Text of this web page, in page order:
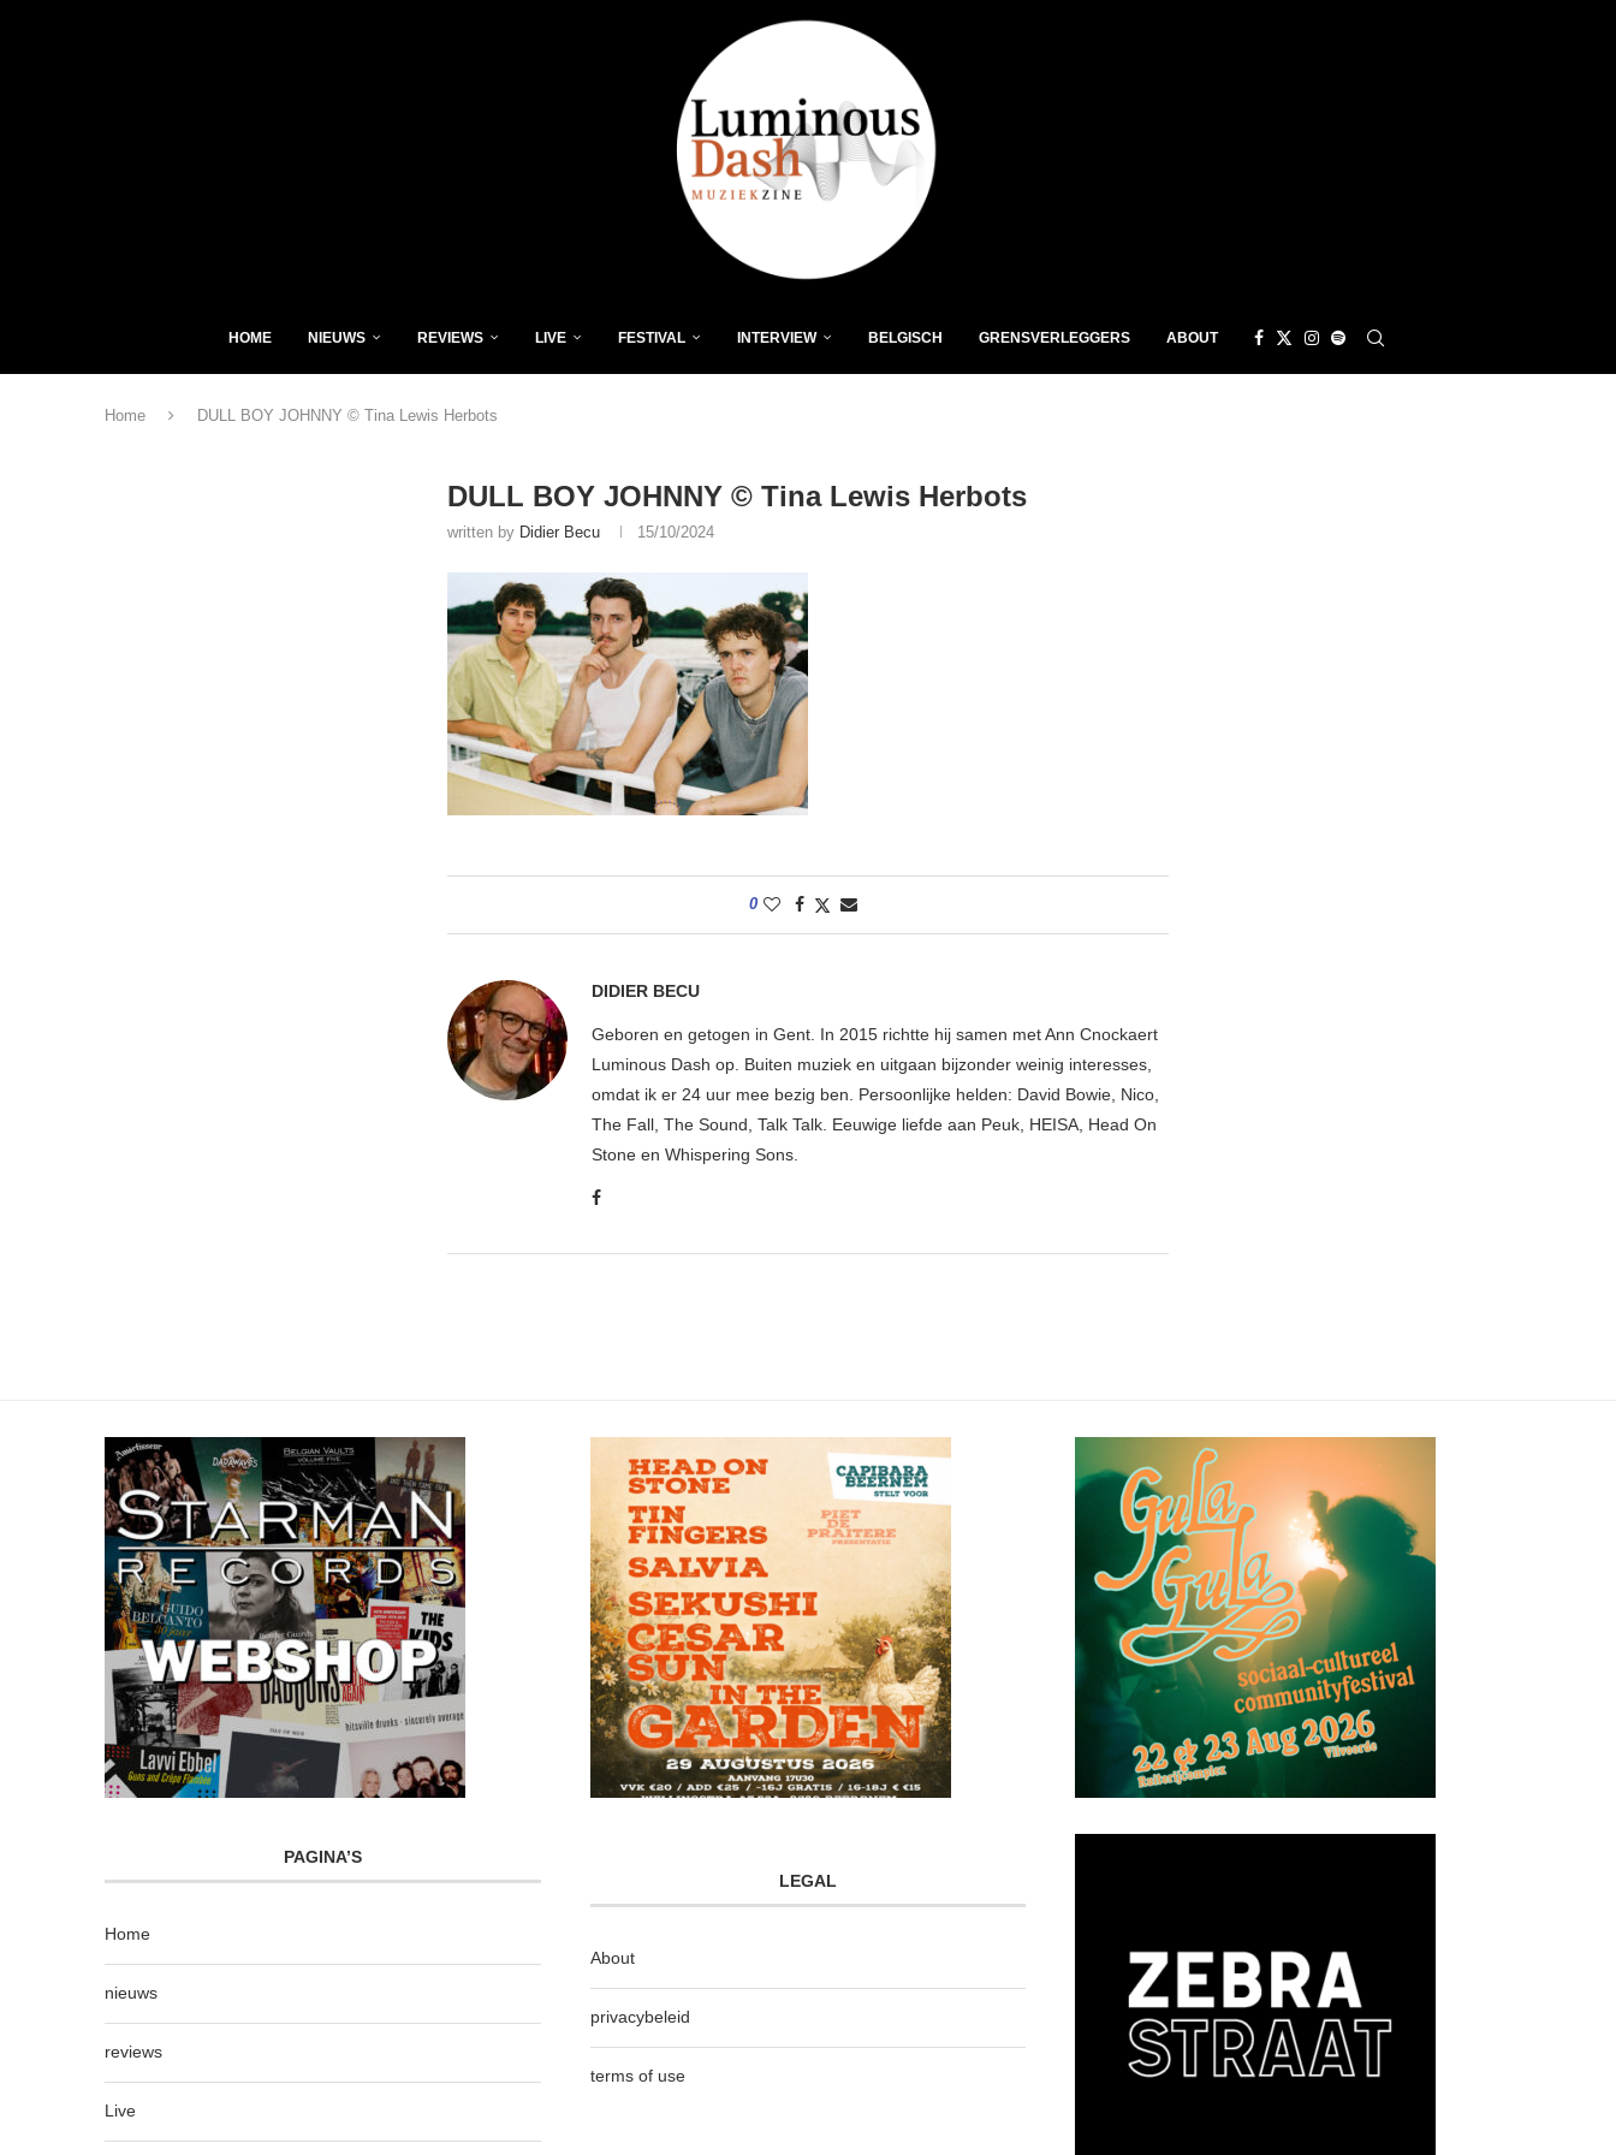
HOME NIEUWS REVIEWS LIVE FESTIVAL INTERVIEW BELGISCH GRENSVERLEGGERS ABOUT
Home DULL BOY JOHNNY © Tina Lewis Herbots
DULL BOY JOHNNY © Tina Lewis Herbots
written by Didier Becu 15/10/2024
0
DIDIER BECU
Geboren en getogen in Gent. In 2015 richtte hij samen met Ann Cnockaert
Luminous Dash op. Buiten muziek en uitgaan bijzonder weinig interesses,
omdat ik er 24 uur mee bezig ben. Persoonlijke helden: David Bowie, Nico,
The Fall, The Sound, Talk Talk. Eeuwige liefde aan Peuk, HEISA, Head On
Stone en Whispering Sons.
PAGINA’S
Home
nieuws
reviews
Live
LEGAL
About
privacybeleid
terms of use